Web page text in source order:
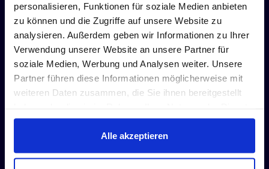
personalisieren, Funktionen für soziale Medien anbieten
zu können und die Zugriffe auf unsere Website zu
analysieren. Außerdem geben wir Informationen zu Ihrer
Verwendung unserer Website an unsere Partner für
soziale Medien, Werbung und Analysen weiter. Unsere
Partner führen diese Informationen möglicherweise mit
weiteren Daten zusammen, die Sie ihnen bereitgestellt
gesammelt haben.
Alle akzeptieren
Jetzt persönlich beraten
lassen!
+49 821 257 68-251
Online-Beratungstermin vereinbaren